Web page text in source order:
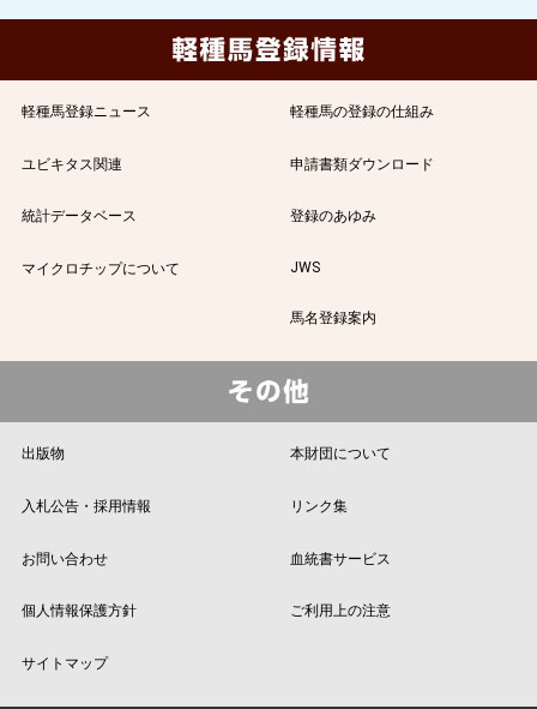
軽種馬登録ニュース 軽種馬の登録の仕組み
ユビキタス関連 申請書類ダウンロード
統計データベース 登録のあゆみ
マイクロチップについて JWS
馬名登録案内
出版物 本財団について
入札公告・採用情報 リンク集
お問い合わせ 血統書サービス
個人情報保護方針 ご利用上の注意
サイトマップ